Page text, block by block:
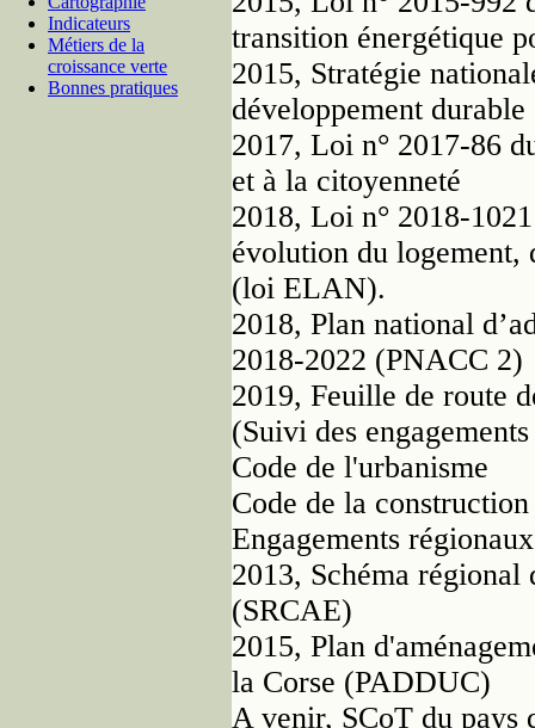
Indicateurs
Métiers de la
croissance verte
Bonnes pratiques
transition énergétique
2015, Stratégie
développement
2017, Loi n° 2017-86
et à la citoyenneté
2018, Loi n° 2018-
évolution du logement,
(loi ELAN).
2018, Plan national
2018-2022 (PNACC 2)
2019, Feuille de route
(Suivi des
Code de l'urbanisme
Code de la
Engagements régionaux
2013, Schéma
(SRCAE)
2015, Plan
la Corse (PADDUC)
A venir, SCoT du pays